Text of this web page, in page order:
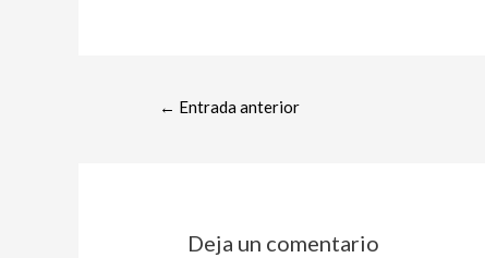
← Entrada anterior
Deja un comentario